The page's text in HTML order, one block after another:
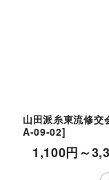
山田派糸東流修交
A-09-02]
1,100円～